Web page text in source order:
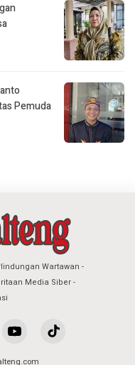
Pemuda
Wartawan
Media Siber